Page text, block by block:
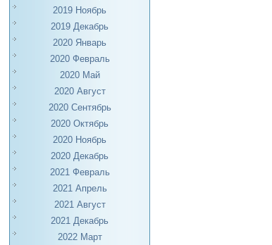
2019 Ноябрь
2019 Декабрь
2020 Январь
2020 Февраль
2020 Май
2020 Август
2020 Сентябрь
2020 Октябрь
2020 Ноябрь
2020 Декабрь
2021 Февраль
2021 Апрель
2021 Август
2021 Декабрь
2022 Март